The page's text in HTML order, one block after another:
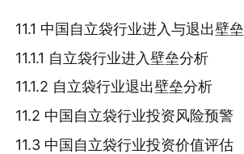
11.1 中国自立袋行业进入与退出壁垒
11.1.1 自立袋行业进入壁垒分析
11.1.2 自立袋行业退出壁垒分析
11.2 中国自立袋行业投资风险预警
11.3 中国自立袋行业投资价值评估